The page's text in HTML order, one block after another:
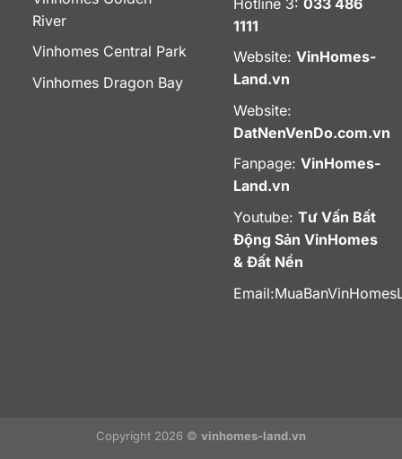
River
Vinhomes Central Park
Vinhomes Dragon Bay
1111
Website: VinHomes-
Land.vn
Website:
DatNenVenDo.com.vn
Fanpage: VinHomes-
Land.vn
Youtube: Tư Vấn Bất
Động Sản VinHomes
& Đất Nền
Email:
Copyright 2026 © vinhomes-land.vn